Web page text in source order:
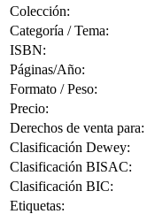
Colección:
Categoría / Tema:
ISBN:
Páginas/Año:
Formato / Peso:
Precio:
Derechos de venta para:
Clasificación Dewey:
Clasificación BISAC:
Clasificación BIC:
Etiquetas: